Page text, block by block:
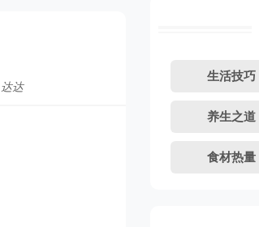
达达
生活技巧
养生之道
食材热量